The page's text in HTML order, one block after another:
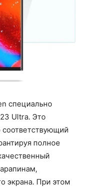
специально
Ultra. Это
соответствующий
полное
экрана. При этом